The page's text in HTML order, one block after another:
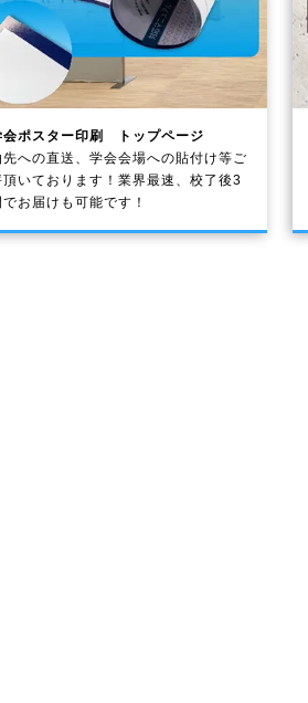
ポスター印刷 トップページ
先への直送、学会会場への貼付け等ご
頂いております！業界最速、校了後3
お届けも可能です！